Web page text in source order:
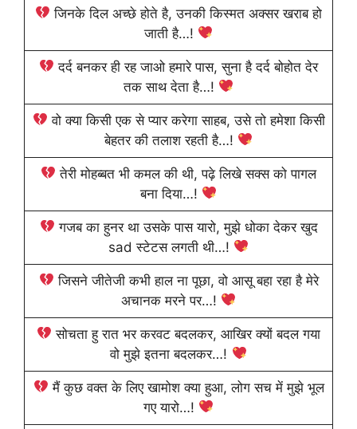
जिनके दिल अच्छे होते है, उनकी किस्मत अक्सर खराब हो
जाती है…!
दर्द बनकर ही रह जाओ हमारे पास, सुना है दर्द बोहोत देर
तक साथ देता है…!
वो क्या किसी एक से प्यार करेगा साहब, उसे तो हमेशा किसी
बेहतर की तलाश रहती है…!
तेरी मोहब्बत भी कमल की थी, पढ़े लिखे सक्स को पागल
बना दिया…!
गजब का हुनर था उसके पास यारो, मुझे धोका देकर खुद
sad स्टेटस लगती थी…!
जिसने जीतेजी कभी हाल ना पूछा, वो आसू बहा रहा है मेरे
अचानक मरने पर…!
सोचता हु रात भर करवट बदलकर, आखिर क्यों बदल गया
वो मुझे इतना बदलकर…!
मैं कुछ वक्त के लिए खामोश क्या हुआ, लोग सच में मुझे भूल
गए यारो…!